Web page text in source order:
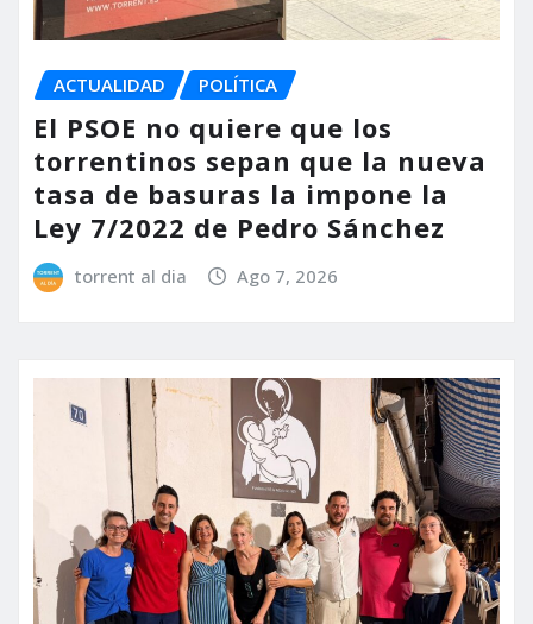
ACTUALIDAD POLÍTICA
El PSOE no quiere que los
torrentinos sepan que la nueva
tasa de basuras la impone la
Ley 7/2022 de Pedro Sánchez
torrent al dia Ago 7, 2026